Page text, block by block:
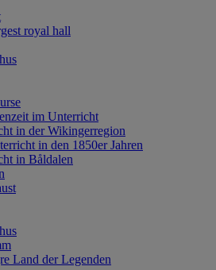
royal hall
im Unterricht
in der Wikingerregion
in den 1850er Jahren
in Båldalen
Land der Legenden